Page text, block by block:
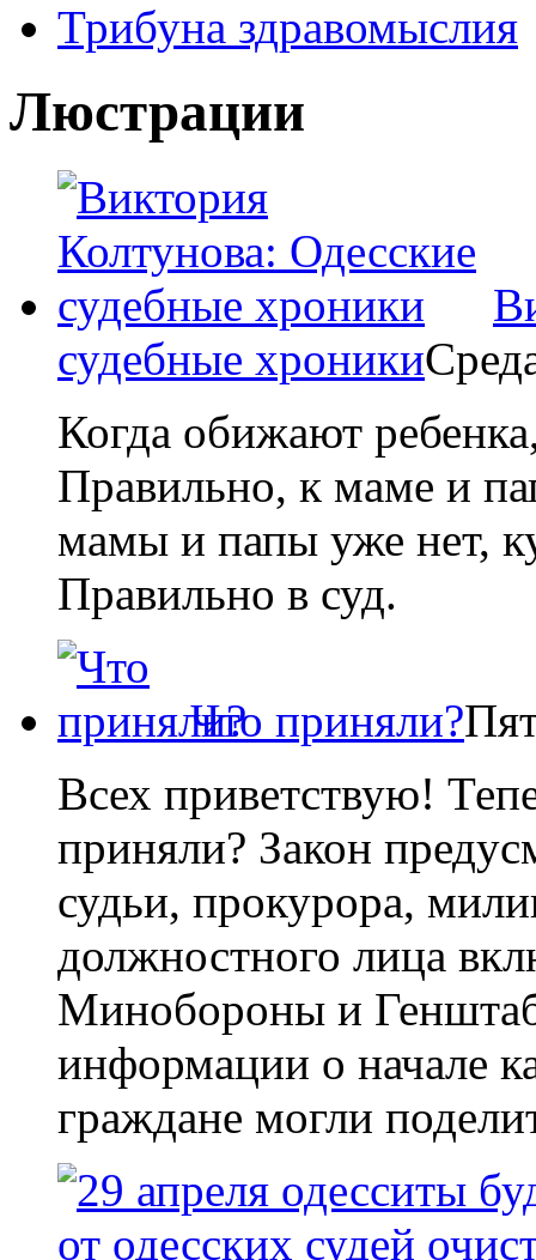
Трибуна здравомыслия
Люстрации
судебные хроники
Когда обижают
Правильно, к маме и
мамы и папы уже нет,
Правильно в суд.
Что приняли?
Всех приветствую!
приняли? Закон
судьи, прокурора,
должностного лица
Минобороны и
информации о начале
граждане могли